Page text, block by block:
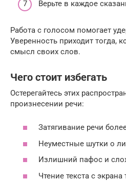
Верьте в каждое
Работа с голосом помогает
Уверенность приходит тогда,
смысл своих слов.
Чего стоит избегать
Остерегайтесь этих
произнесении речи:
Затягивание речи
Неуместные шутки о
Излишний пафос и
Чтение текста с